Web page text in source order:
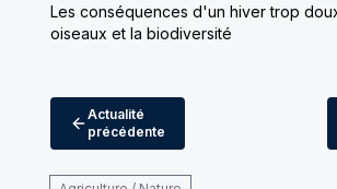
Les conséquences d'un hiver trop
oiseaux et la biodiversité
Actualité
précédente